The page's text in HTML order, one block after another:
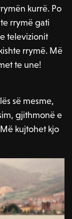
kurrë. Po
rrymë gati
televizionit
rrymë. Më
te une!
së mesme,
gjithmonë e
kujtohet kjo